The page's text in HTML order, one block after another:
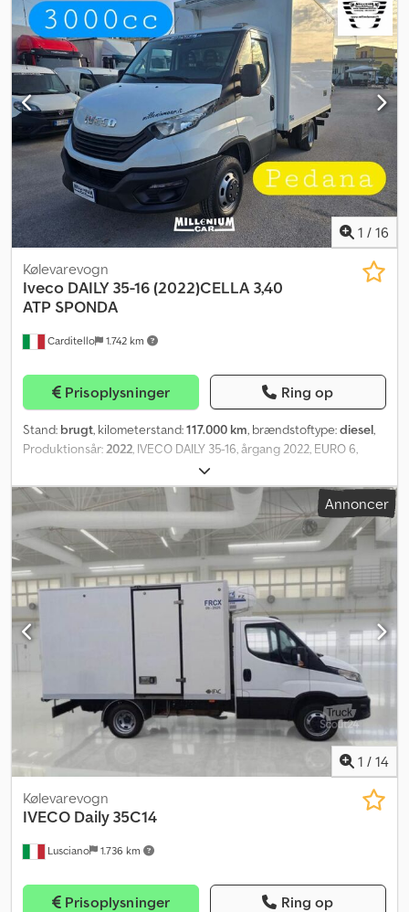
sæder, servostyring, førerairbag, 6-trins manuel gearkasse,
omdrejningstæller, elektriske vinduer, fartpilot, boardcomputer,
elektriske sidespejle, fører affjedringssæde, centrallås med
fjernbetjening, Carrier Xarios 350 køleenhed, bagdøre, 3-polet
strømtilslutning, akselafstand: 3.450 mm osv. Forbehold for fejl,
mellemsalg og tastefejl. Chsdpfx Aov Elmneftoa Salg kun til
erhvervsdrivende og eksport. !!!! Fg-4730 !!!! Nøgle nr. 133 !!!!!
Test/prøvekørsel til TÜV, Dekra eller Iveco mulig !!!!! Efter ønske
med nyt TÜV !!!!!
1 / 16
Carditello 1.742 km
Kølevarevogn
Iveco DAILY 35-16 (2022)CELLA 3,40
ATP SPONDA
Prisoplysninger Ring op
Stand: brugt, kilometerstand:117.000 km, brændstoftype:diesel,
Produktionsår:2022, IVECO DAILY 35-16, årgang 2022, EURO 6,
117.000 km, LAURI kølekasse med indvendige mål 3,40 x 2,20 x H2 m,
THERMO KING V300 STRADA kuldeaggregat, 380V
strømtilslutning, ATP-certifikat gyldig til 06/2028 (fornybar),
ANTEO lift med 800 kg kapacitet, aircondition, original radio,
fartpilot. Én ejer. Finansiering eller leasing på stedet muligt. 1 års
garanti. Chjdoy Ia Scjpfx Aftja
Annoncer
1 / 14
Lusciano 1.736 km
Kølevarevogn
IVECO Daily 35C14
Prisoplysninger Ring op